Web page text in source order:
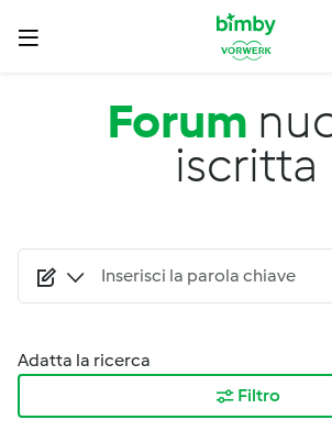
Salta al contenuto principale
Forum
iscritta
Adatta la ricerca
Filtro